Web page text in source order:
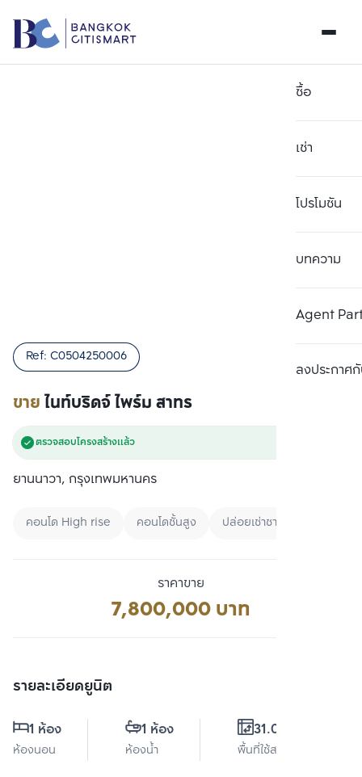
ซื้อ
เช่า
โปรโมชัน
บทความ
Agent
ลงประกาศกั
ขายไนท์บริดจ์ ไพร์ม สาทร
Ref: C0504250006
ตรวจสอบโครงสร้างแล้ว
ยานนาวา, กรุงเทพมหานคร
คอนโด High rise คอนโดชั้นสูง ปล่อยเช่าชาวต่างชาติ
ราคาขาย
7,800,000 บาท
รายละเอียดยูนิต
1 ห้อง
ห้องนอน
1 ห้อง
ห้องน้ำ
31.04 ตร.ม.
พื้นที่ใช้สอย
เปรียบเทียบ